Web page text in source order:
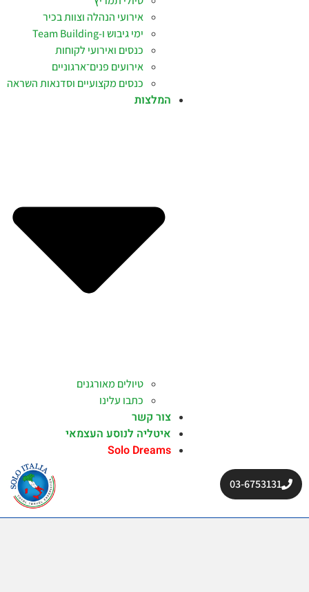
03-6753131
אירועי הנהלה וצוות בכיר
ימי גיבוש ו-Team Building
כנסים ואירועי לקוחות
אירועים פנים־ארגוניים
כנסים מקצועיים וסדנאות השראה
המלצות
טיולים מאורגנים
כתבו עלינו
צור קשר
איטליה לנוסע העצמאי
Solo Dreams